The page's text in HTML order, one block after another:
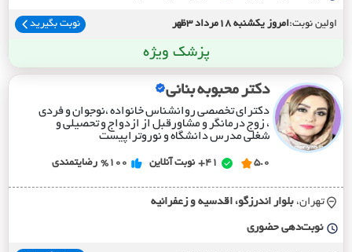
اولین نوبت:امروز یکشنبه 18مرداد 3ظهر نوبت بگیرید
پزشک ویژه
دکتر محبوبه بنانی
دکترای تخصصی روانشناس خانواده ،نوجوان و فردی
، زوج درمانگر و مشاورقبل از ازدواج و تحصیلی و
شغلی مدرس دانشگاه و نوروتراپیست
5.0
41+ نوبت آنلاین %100 رضایتمندی
تهران، بلوار اندرزگو، اقدسيه و زعفرانيه
نوبت‌دهی حضوری